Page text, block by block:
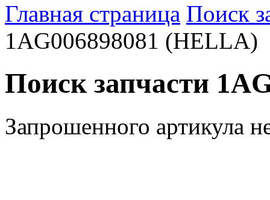
Главная страница Поиск
1AG006898081 (HELLA)
Поиск запчасти
Запрошенного артикула